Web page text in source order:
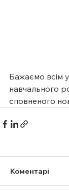
Бажаємо всім
навчального
сповненого
Коментарі